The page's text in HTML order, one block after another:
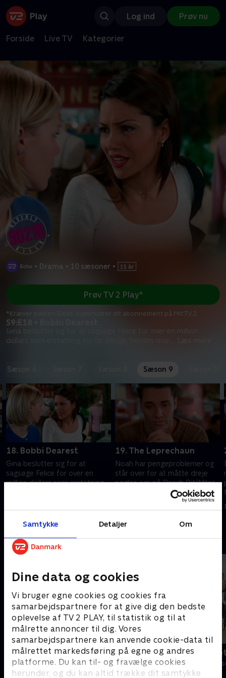
Samtykke Detaljer Om
Dine data og cookies
Vi bruger egne cookies og cookies fra
samarbejdspartnere for at give dig den bedste
oplevelse af TV 2 PLAY, til statistik og til at
målrette annoncer til dig. Vores
samarbejdspartnere kan anvende cookie-data til
målrettet markedsføring på egne og andres
platforme. Du kan til- og fravælge cookies
herunder, og du kan altid trække dit samtykke
Log ind Prøv nu
Forside Live TV Kategorier
• Drama • 10 sæsoner •
S9:E18 • Bobbi Dearest
Gina beslutter sig for at sagsøge Felice for over en million
dollars som erstatning for de penge, hendes mor
Prøv TV 2 Play*
*Kræver pakken Basis. Administrer dit abonnement på Mit TV 2.
Sæson 6 Sæson 9
18. Bobbi Dearest
Gina beslutter sig for at
sagsøge Felice for over en
million dollars som erstatning
smerte'.
19. The Leprechaun
Noah har pengeproblemer og
står over for at måtte dreje
nøglen om på Peach Pit/After
Andre så også
Klovn
Komedie • 11 sæsoner Drama • 10